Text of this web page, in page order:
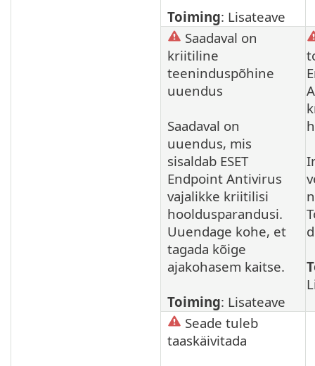
Toiming: Lisateave
Saadaval on
kriitiline
teeninduspõhine
uuendus
Saadaval on
uuendus, mis
sisaldab ESET
Endpoint Antivirus
vajalikke kriitilisi
hooldusparandusi.
Uuendage kohe, et
tagada kõige
ajakohasem kaitse.
Toiming: Lisateave
Seade tuleb
taaskäivitada